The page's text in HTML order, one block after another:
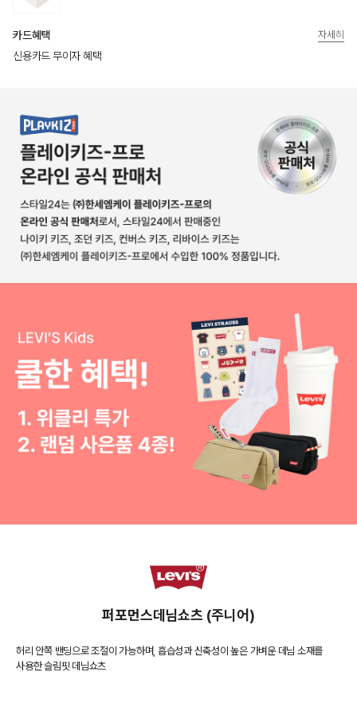
카드혜택
신용카드 무이자 혜택
자세히
퍼포먼스데님쇼츠 (주니어)
허리 안쪽 밴딩으로 조절이 가능하며, 흡습성과 신축성이 높은 가벼운 데님 소재를
사용한 슬림핏 데님쇼츠